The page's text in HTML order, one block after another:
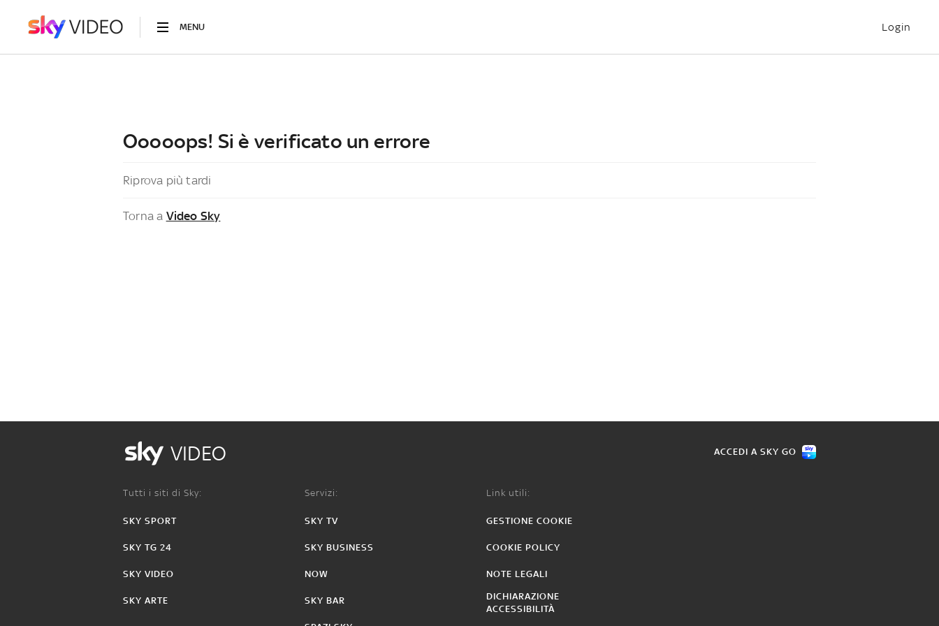
MENU Login
Ooooops! Si è verificato un errore
Riprova più tardi
Torna a Video Sky
VIDEO ACCEDI A SKY GO
Tutti i siti di Sky:
SKY SPORT
SKY TG 24
SKY VIDEO
SKY ARTE
Servizi:
SKY TV
SKY BUSINESS
NOW
SKY BAR
Link utili:
GESTIONE COOKIE
COOKIE POLICY
NOTE LEGALI
DICHIARAZIONE
ACCESSIBILITÀ